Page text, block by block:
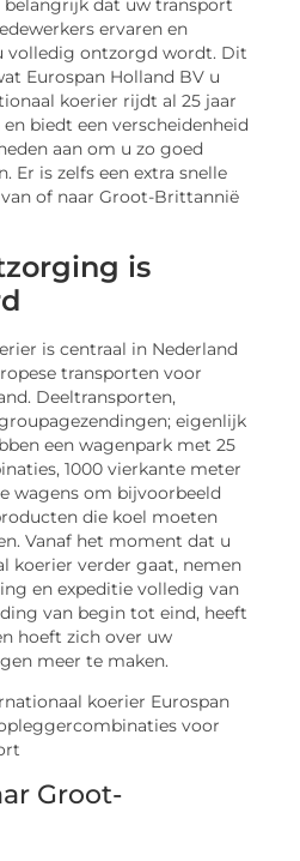
belangrijk dat uw transport
ervaren en
volledig ontzorgd wordt. Dit
Eurospan Holland BV u
koerier rijdt al 25 jaar
biedt een verscheidenheid
aan om u zo goed
Er is zelfs een extra snelle
of naar Groot-Brittannië
is
is centraal in Nederland
transporten voor
Deeltransporten,
eigenlijk
een wagenpark met 25
1000 vierkante meter
wagens om bijvoorbeeld
die koel moeten
Vanaf het moment dat u
koerier verder gaat, nemen
en expeditie volledig van
van begin tot eind, heeft
hoeft zich over uw
meer te maken.
Groot-